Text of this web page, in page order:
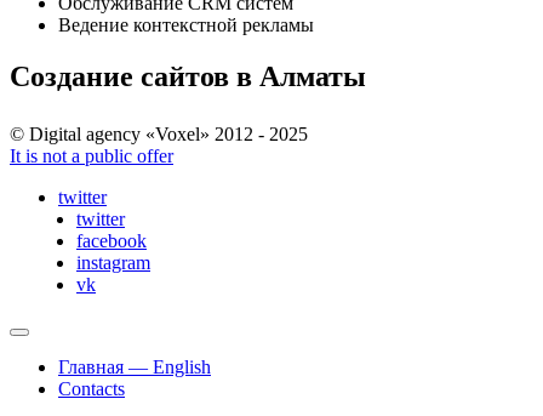
Ведение контекстной рекламы
Создание сайтов в Алматы
© Digital agency «Voxel» 2012 - 2025
It is not a public offer
twitter
twitter
facebook
instagram
vk
Главная — English
Contacts